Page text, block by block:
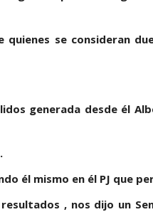
se consideran
generada desde él
él mismo en él PJ que
, nos dijo un